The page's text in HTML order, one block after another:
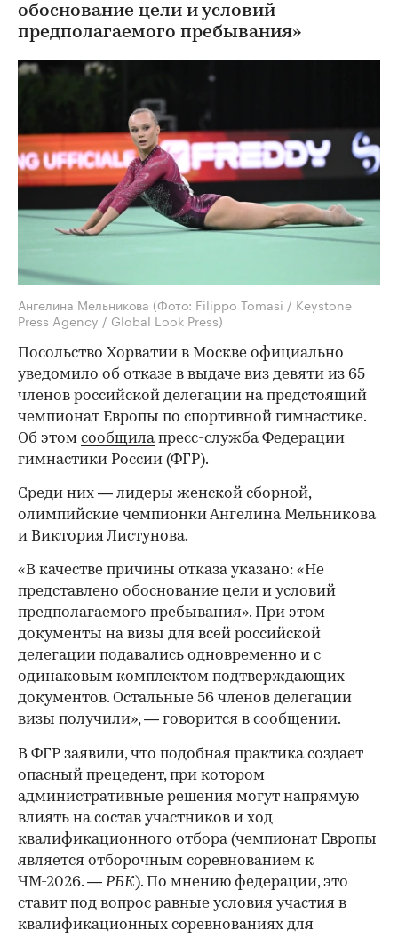
обоснование цели и условий
предполагаемого пребывания»
Ангелина Мельникова (Фото: Filippo Tomasi / Keystone
Press Agency / Global Look Press)
Посольство Хорватии в Москве официально
уведомило об отказе в выдаче виз девяти из 65
членов российской делегации на предстоящий
чемпионат Европы по спортивной гимнастике.
Об этом сообщилапресс-служба Федерации
гимнастики России (ФГР).
Среди них — лидеры женской сборной,
олимпийские чемпионки Ангелина Мельникова
и Виктория Листунова.
«В качестве причины отказа указано: «Не
представлено обоснование цели и условий
предполагаемого пребывания». При этом
документы на визы для всей российской
делегации подавались одновременно и с
одинаковым комплектом подтверждающих
документов. Остальные 56 членов делегации
визы получили», — говорится в сообщении.
00:00 / 00:00
В ФГР заявили, что подобная практика создает
опасный прецедент, при котором
административные решения могут напрямую
влиять на состав участников и ход
квалификационного отбора (чемпионат Европы
является отборочным соревнованием к
ЧМ-2026. — РБК). По мнению федерации, это
ставит под вопрос равные условия участия в
квалификационных соревнованиях для